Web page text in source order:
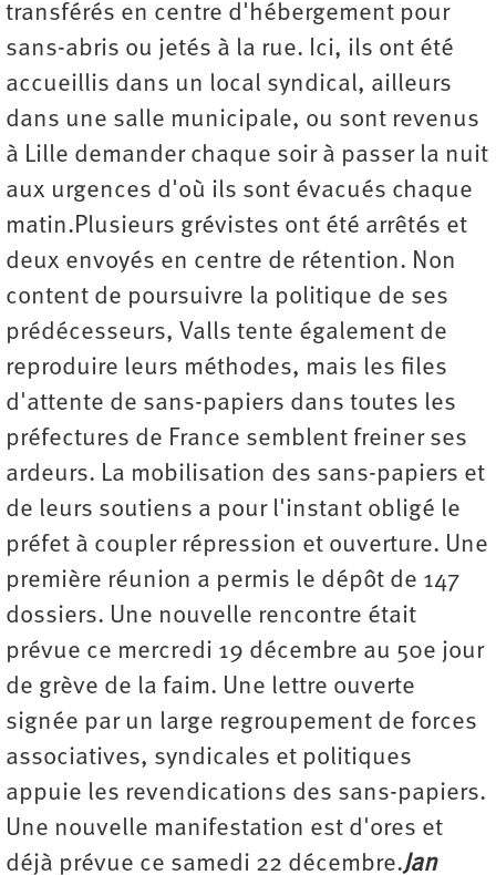
transférés en centre d'hébergement pour
sans-abris ou jetés à la rue. Ici, ils ont été
accueillis dans un local syndical, ailleurs
dans une salle municipale, ou sont revenus
à Lille demander chaque soir à passer la nuit
aux urgences d'où ils sont évacués chaque
matin.Plusieurs grévistes ont été arrêtés et
deux envoyés en centre de rétention. Non
content de poursuivre la politique de ses
prédécesseurs, Valls tente également de
reproduire leurs méthodes, mais les files
d'attente de sans-papiers dans toutes les
préfectures de France semblent freiner ses
ardeurs. La mobilisation des sans-papiers et
de leurs soutiens a pour l'instant obligé le
préfet à coupler répression et ouverture. Une
première réunion a permis le dépôt de 147
dossiers. Une nouvelle rencontre était
prévue ce mercredi 19 décembre au 50e jour
de grève de la faim. Une lettre ouverte
signée par un large regroupement de forces
associatives, syndicales et politiques
appuie les revendications des sans-papiers.
Une nouvelle manifestation est d'ores et
déjà prévue ce samedi 22 décembre.Jan